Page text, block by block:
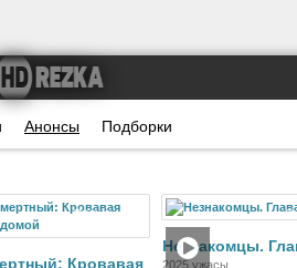
Анонсы Подборки
Фильм
Кровавая
Незнакомцы.
2025 ужасы